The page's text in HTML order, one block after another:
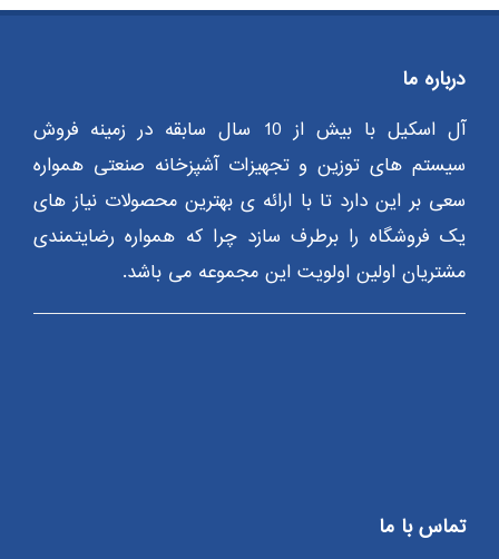
درباره ما
آل اسکیل با بیش از 10 سال سابقه در زمینه فروش
سیستم های توزین و تجهیزات آشپزخانه صنعتی همواره
سعی بر این دارد تا با ارائه ی بهترین محصولات نیاز های
یک فروشگاه را برطرف سازد چرا که همواره رضایتمندی
مشتریان اولین اولویت این مجموعه می باشد.
تماس با ما